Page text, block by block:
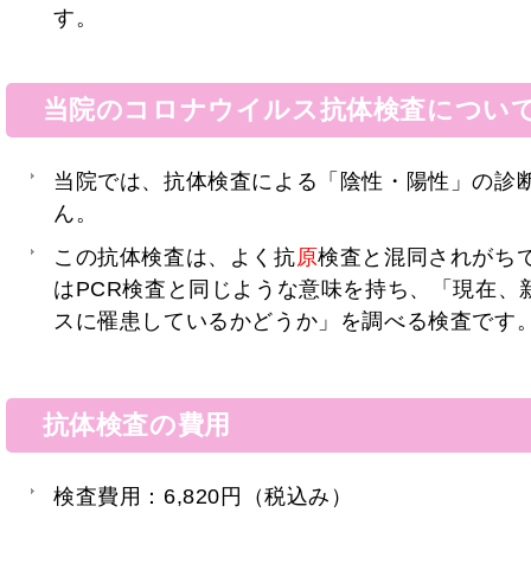
す。
当院のコロナウイルス抗体検査につい
当院では、抗体検査による「陰性・陽性」の診
ん。
この抗体検査は、よく抗原検査と混同されがち
はPCR検査と同じような意味を持ち、「現在、
スに罹患しているかどうか」を調べる検査です
抗体検査の費用
検査費用：6,820円（税込み）